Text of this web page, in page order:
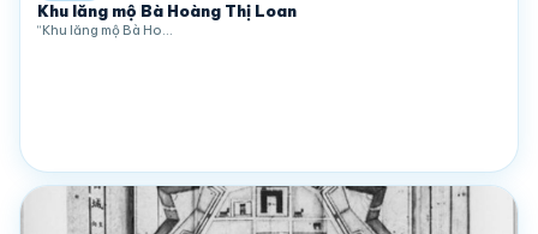
Khu lăng mộ Bà Hoàng Thị Loan
“Khu lăng mộ Bà Ho…